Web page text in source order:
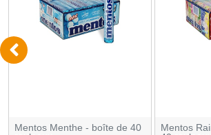
Mentos Menthe - boîte de 40
Mentos